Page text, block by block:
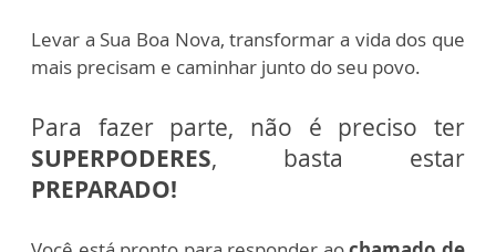
Levar a Sua Boa Nova, transformar a vida dos que
mais precisam e caminhar junto do seu povo.
Para fazer parte, não é preciso ter
SUPERPODERES, basta estar
PREPARADO!